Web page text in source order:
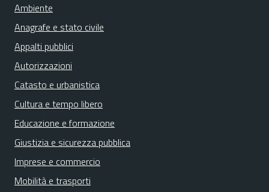
Ambiente
Anagrafe e stato civile
Appalti pubblici
Autorizzazioni
Catasto e urbanistica
Cultura e tempo libero
Educazione e formazione
Giustizia e sicurezza pubblica
Imprese e commercio
Mobilità e trasporti